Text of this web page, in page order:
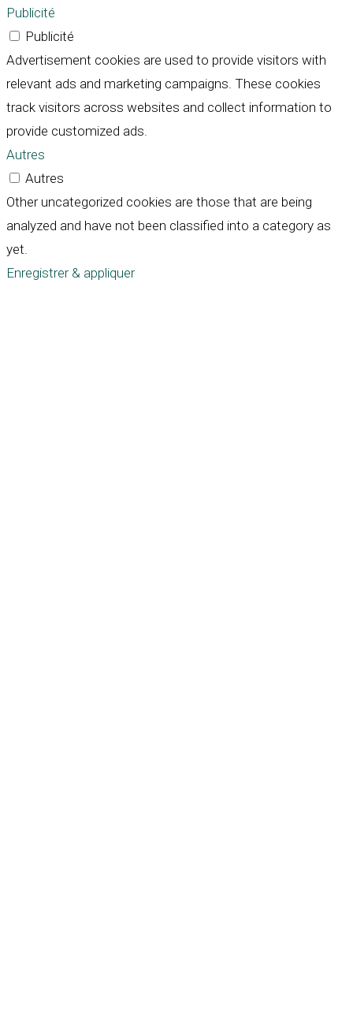
Publicité
Publicité
Advertisement cookies are used to provide visitors with
relevant ads and marketing campaigns. These cookies
track visitors across websites and collect information to
provide customized ads.
Autres
Autres
Other uncategorized cookies are those that are being
analyzed and have not been classified into a category as
yet.
Enregistrer & appliquer